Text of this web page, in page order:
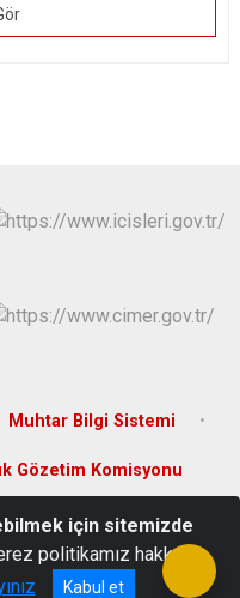
Muhtar Bilgi Sistemi
Gözetim Komisyonu
No:3 Bayramiç/Çanakkale
02
için sitemizde
politikamız hakkında
Kabul et